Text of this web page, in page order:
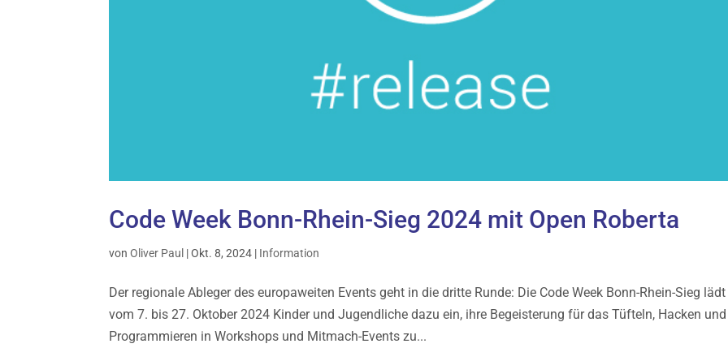
Code Week Bonn-Rhein-Sieg 2024 mit Open Roberta
vonOliver Paul |Okt. 8, 2024 | Information
Der regionale Ableger des europaweiten Events geht in die dritte Runde: Die Code Week Bonn-Rhein-Sieg lädt
vom 7. bis 27. Oktober 2024 Kinder und Jugendliche dazu ein, ihre Begeisterung für das Tüfteln, Hacken und
Programmieren in Workshops und Mitmach-Events zu...